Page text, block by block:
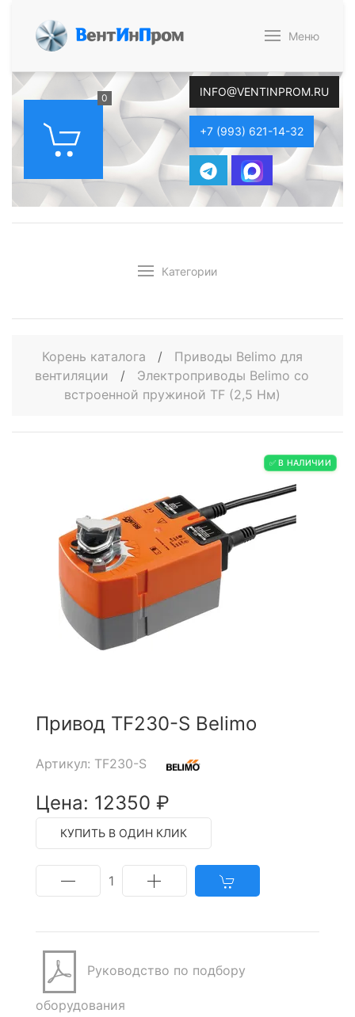
ВентИнПром Меню
0 INFO@VENTINPROM.RU
+7 (993) 621-14-32
Категории
Корень каталога /
Приводы Belimo для
вентиляции
/
Электроприводы Belimo со
встроенной пружиной TF (2,5 Нм)
✅ В НАЛИЧИИ
Привод TF230-S Belimo
Артикул: TF230-S
Цена: 12350 ₽
КУПИТЬ В ОДИН КЛИК
1
Руководство по подбору
оборудования